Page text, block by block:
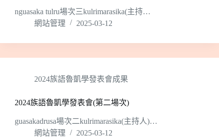
nguasaka tulru場次三kulrimarasika(主持…
網站管理
2025-03-12
2024族語魯凱學發表會成果
2024族語魯凱學發表會(第二場次)
guasakadrusa場次二kulrimarasika(主持人)…
網站管理
2025-03-12